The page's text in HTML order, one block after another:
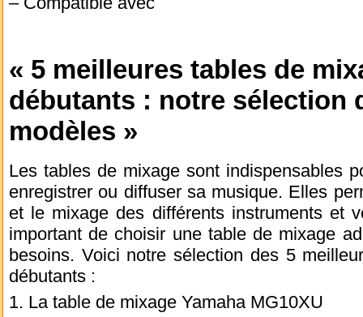
« 5 meilleures tables de
débutants : notre sélection
modèles »
Les tables de mixage sont indispensables
enregistrer ou diffuser sa musique. Elles
et le mixage des différents instruments et
important de choisir une table de mixage
besoins. Voici notre sélection des 5
débutants :
1. La table de mixage Yamaha MG10XU